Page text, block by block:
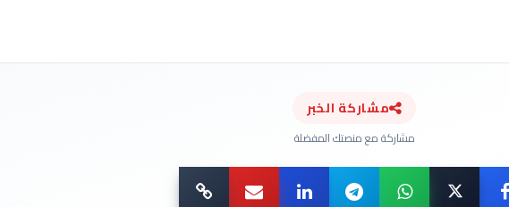
مشاركة الخبر
مشاركة مع منصتك المفضلة